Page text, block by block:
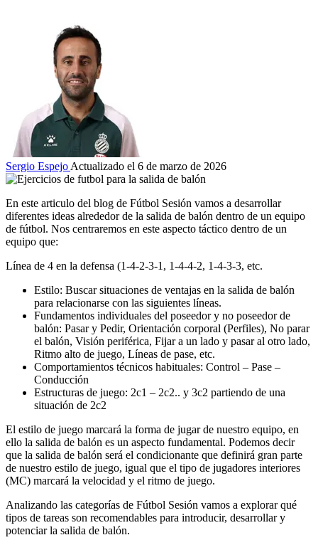
Sergio Espejo Actualizado el 6 de marzo de 2026
En este articulo del blog de Fútbol Sesión vamos a desarrollar
diferentes ideas alrededor de la salida de balón dentro de un equipo
de fútbol. Nos centraremos en este aspecto táctico dentro de un
equipo que:
Línea de 4 en la defensa (1-4-2-3-1, 1-4-4-2, 1-4-3-3, etc.
Estilo: Buscar situaciones de ventajas en la salida de balón
para relacionarse con las siguientes líneas.
Fundamentos individuales del poseedor y no poseedor de
balón: Pasar y Pedir, Orientación corporal (Perfiles), No parar
el balón, Visión periférica, Fijar a un lado y pasar al otro lado,
Ritmo alto de juego, Líneas de pase, etc.
Comportamientos técnicos habituales: Control – Pase –
Conducción
Estructuras de juego: 2c1 – 2c2.. y 3c2 partiendo de una
situación de 2c2
El estilo de juego marcará la forma de jugar de nuestro equipo, en
ello la salida de balón es un aspecto fundamental. Podemos decir
que la salida de balón será el condicionante que definirá gran parte
de nuestro estilo de juego, igual que el tipo de jugadores interiores
(MC) marcará la velocidad y el ritmo de juego.
Analizando las categorías de Fútbol Sesión vamos a explorar qué
tipos de tareas son recomendables para introducir, desarrollar y
potenciar la salida de balón.